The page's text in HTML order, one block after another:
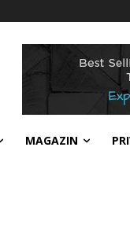
MAGAZIN